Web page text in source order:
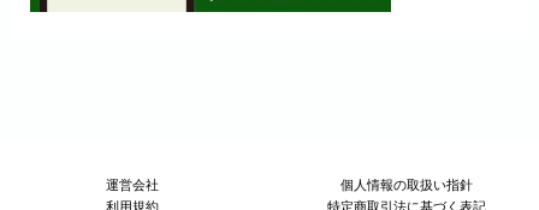
運営会社
個人情報の取扱い指針
利用規約
特定商取引法に基づく表記